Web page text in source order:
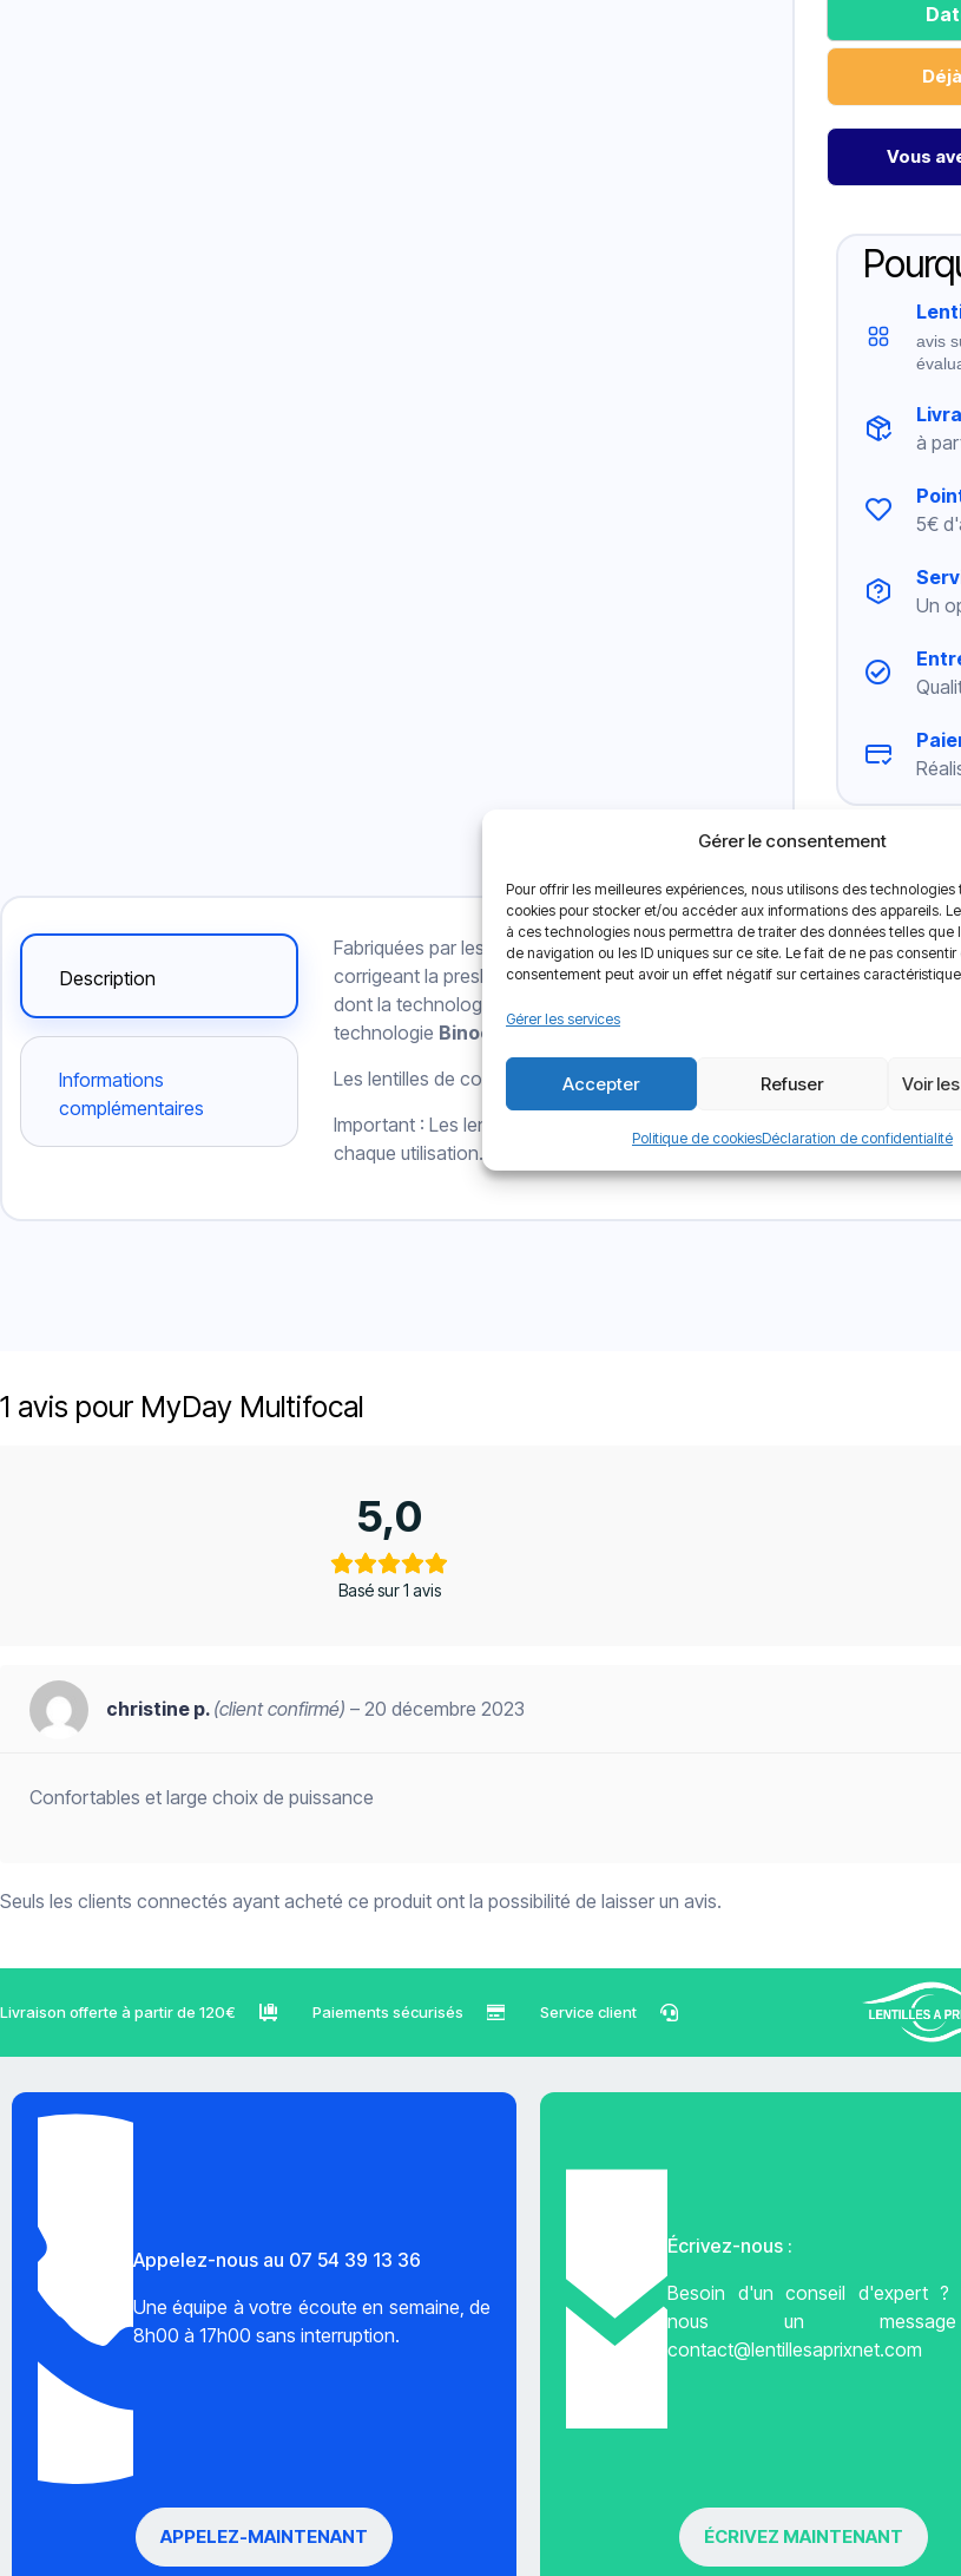
Gérer le consentement
Pour offrir les meilleures expériences, nous utilisons des
cookies pour stocker et/ou accéder aux informations des appareils.
à ces technologies nous permettra de traiter des données telles que
de navigation ou les ID uniques sur ce site. Le fait de ne pas consentir
consentement peut avoir un effet négatif sur certaines
Gérer les services
Accepter Refuser Voir
Politique de cookiesDéclaration de confidentialité
Vous
avis
à
5€
Un
Description
Informations
complémentaires
Fabriquées par les laboratoires Cooper Vision, les lentillesMyDay
corrigeant la presbytie. Composées de silicone hydrogel, les lentillesMy
dont la technologie Smart Silicone qui permet d’augmenter la teneur en
technologie Binocular Progressive System
assurant une vision
Les lentilles de contact
MyDay Multifocal
sont teintées pour faciliter la
Important : Les lentilles MyDay Multifocal sont des lentilles journalières il
chaque utilisation.
1 avis pour MyDay Multifocal
5,0
Basé sur 1 avis
christine p. (client confirmé) – 20 décembre 2023
Confortables et large choix de puissance
Seuls les clients connectés ayant acheté ce produit ont la possibilité de laisser un avis.
Livraison offerte à partir de 120€ Paiements sécurisés Service client
Appelez-nous au 07 54 39 13 36
Une équipe à votre écoute en semaine, de
8h00 à 17h00 sans interruption.
APPELEZ-MAINTENANT
Écrivez-nous :
Besoin d'un conseil d'expert ?
nous un
contact@lentillesaprixnet.com
ÉCRIVEZ MAINTENANT